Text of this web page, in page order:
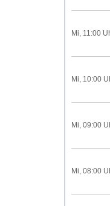
Mi, 11:00
Mi, 10:00
Mi, 09:00
Mi, 08:00